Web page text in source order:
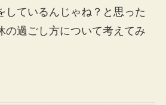
しているんじゃね？と思った
の過ごし方について考えてみ